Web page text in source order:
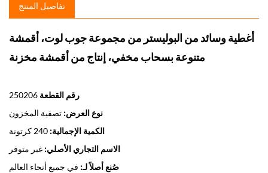
تفاصيل المنتج
أغطية وسائد من البوليستر من مجموعة جوب لوت، أقمشة
متنوعة بسحاب مخفي، إنتاج من أقمشة مخزنة
رقم القطعة
نوع العرض: تصفية المخزون
الكمية الإجمالية: 240 كرتونة
الاسم التجاري الأصلي: غير متوفر
صُنع أصلاً لـ: في جميع أنحاء العالم